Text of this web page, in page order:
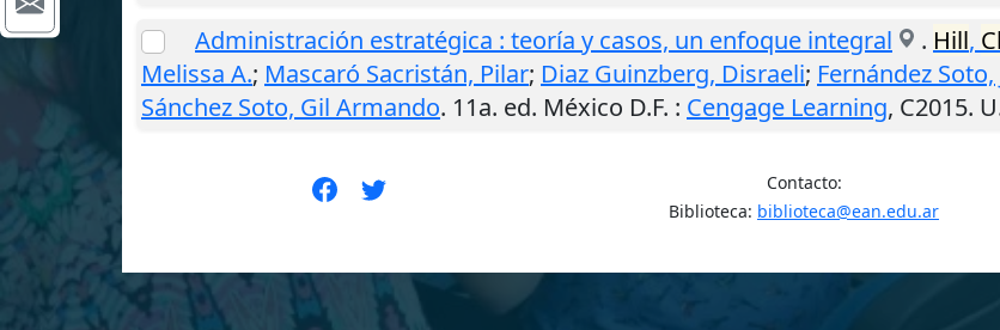
Administración estratégica : teoría y casos, un enfoque integral
. Hill,
Melissa A.; Mascaró Sacristán, Pilar; Diaz Guinzberg, Disraeli; Fernández Soto,
Sánchez Soto, Gil Armando. 11a. ed. México D.F. : Cengage Learning, C2015.
Contacto:
Biblioteca: biblioteca@ean.edu.ar